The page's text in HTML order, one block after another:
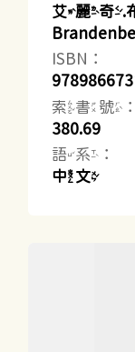
艾麗奇.
ISBN：
索書號
380.69
語系：
中文